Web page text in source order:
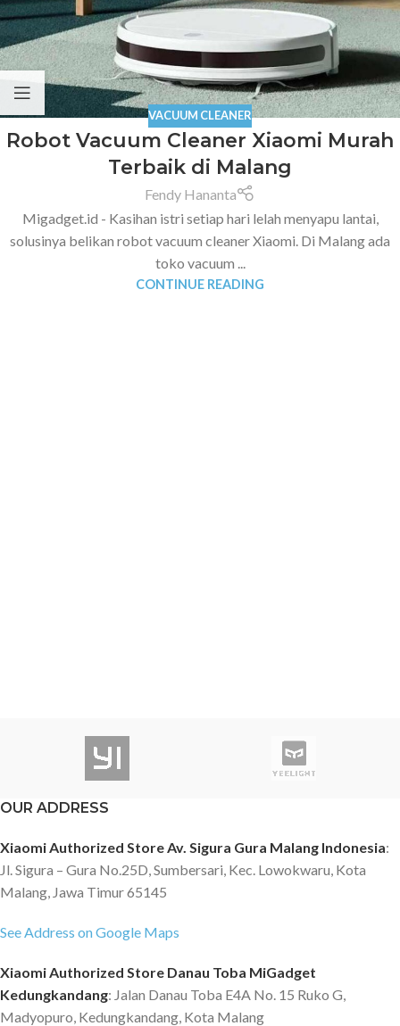
VACUUM CLEANER
Robot Vacuum Cleaner Xiaomi Murah
Terbaik di Malang
Fendy Hananta
Migadget.id - Kasihan istri setiap hari lelah menyapu lantai,
solusinya belikan robot vacuum cleaner Xiaomi. Di Malang ada
toko vacuum ...
CONTINUE READING
OUR ADDRESS
Xiaomi Authorized Store Av. Sigura Gura Malang Indonesia:
Jl. Sigura – Gura No.25D, Sumbersari, Kec. Lowokwaru, Kota
Malang, Jawa Timur 65145
See Address on Google Maps
Xiaomi Authorized Store Danau Toba MiGadget
Kedungkandang: Jalan Danau Toba E4A No. 15 Ruko G,
Madyopuro, Kedungkandang, Kota Malang